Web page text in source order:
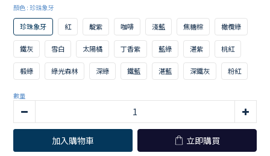
顏色 : 珍珠象牙
珍珠象牙 紅 靛紫 咖啡 淺藍 焦糖棕 橄欖綠
鐵灰 雪白 太陽橘 丁香紫 藍綠 湛紫 桃紅
椴綠 綠光森林 深綠 鐵藍 湛藍 深鐵灰 粉紅
數量
加入購物車 立即購買